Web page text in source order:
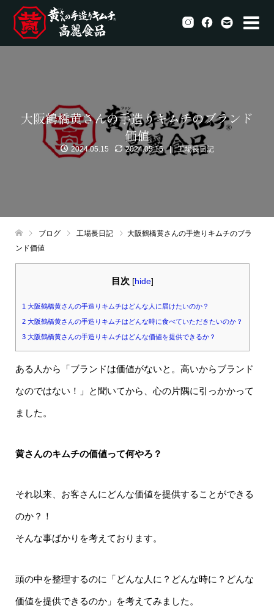
大阪鶴橋黄さんの手造りキムチのブランド
価値
2024.05.15 2024.05.15 工場長日記
ブログ 工場長日記
大阪鶴橋黄さんの手造りキムチのブラ
ンド価値
目次 [hide]
1 大阪鶴橋黄さんの手造りキムチはどんな人に届けたいのか？
2大阪鶴橋黄さんの手造りキムチはどんな時に食べていただきたいのか？
3大阪鶴橋黄さんの手造りキムチはどんな価値を提供できるか？
ある人から「ブランドは価値がないと。高いからブランド
なのではない！」と聞いてから、心の片隅に引っかかって
ました。
黄さんのキムチの価値って何やろ？
それ以来、お客さんにどんな価値を提供することができる
のか？！
そんな事ばかりを考えております。
頭の中を整理するのに「どんな人に？どんな時に？どんな
価値を提供できるのか」を考えてみました。